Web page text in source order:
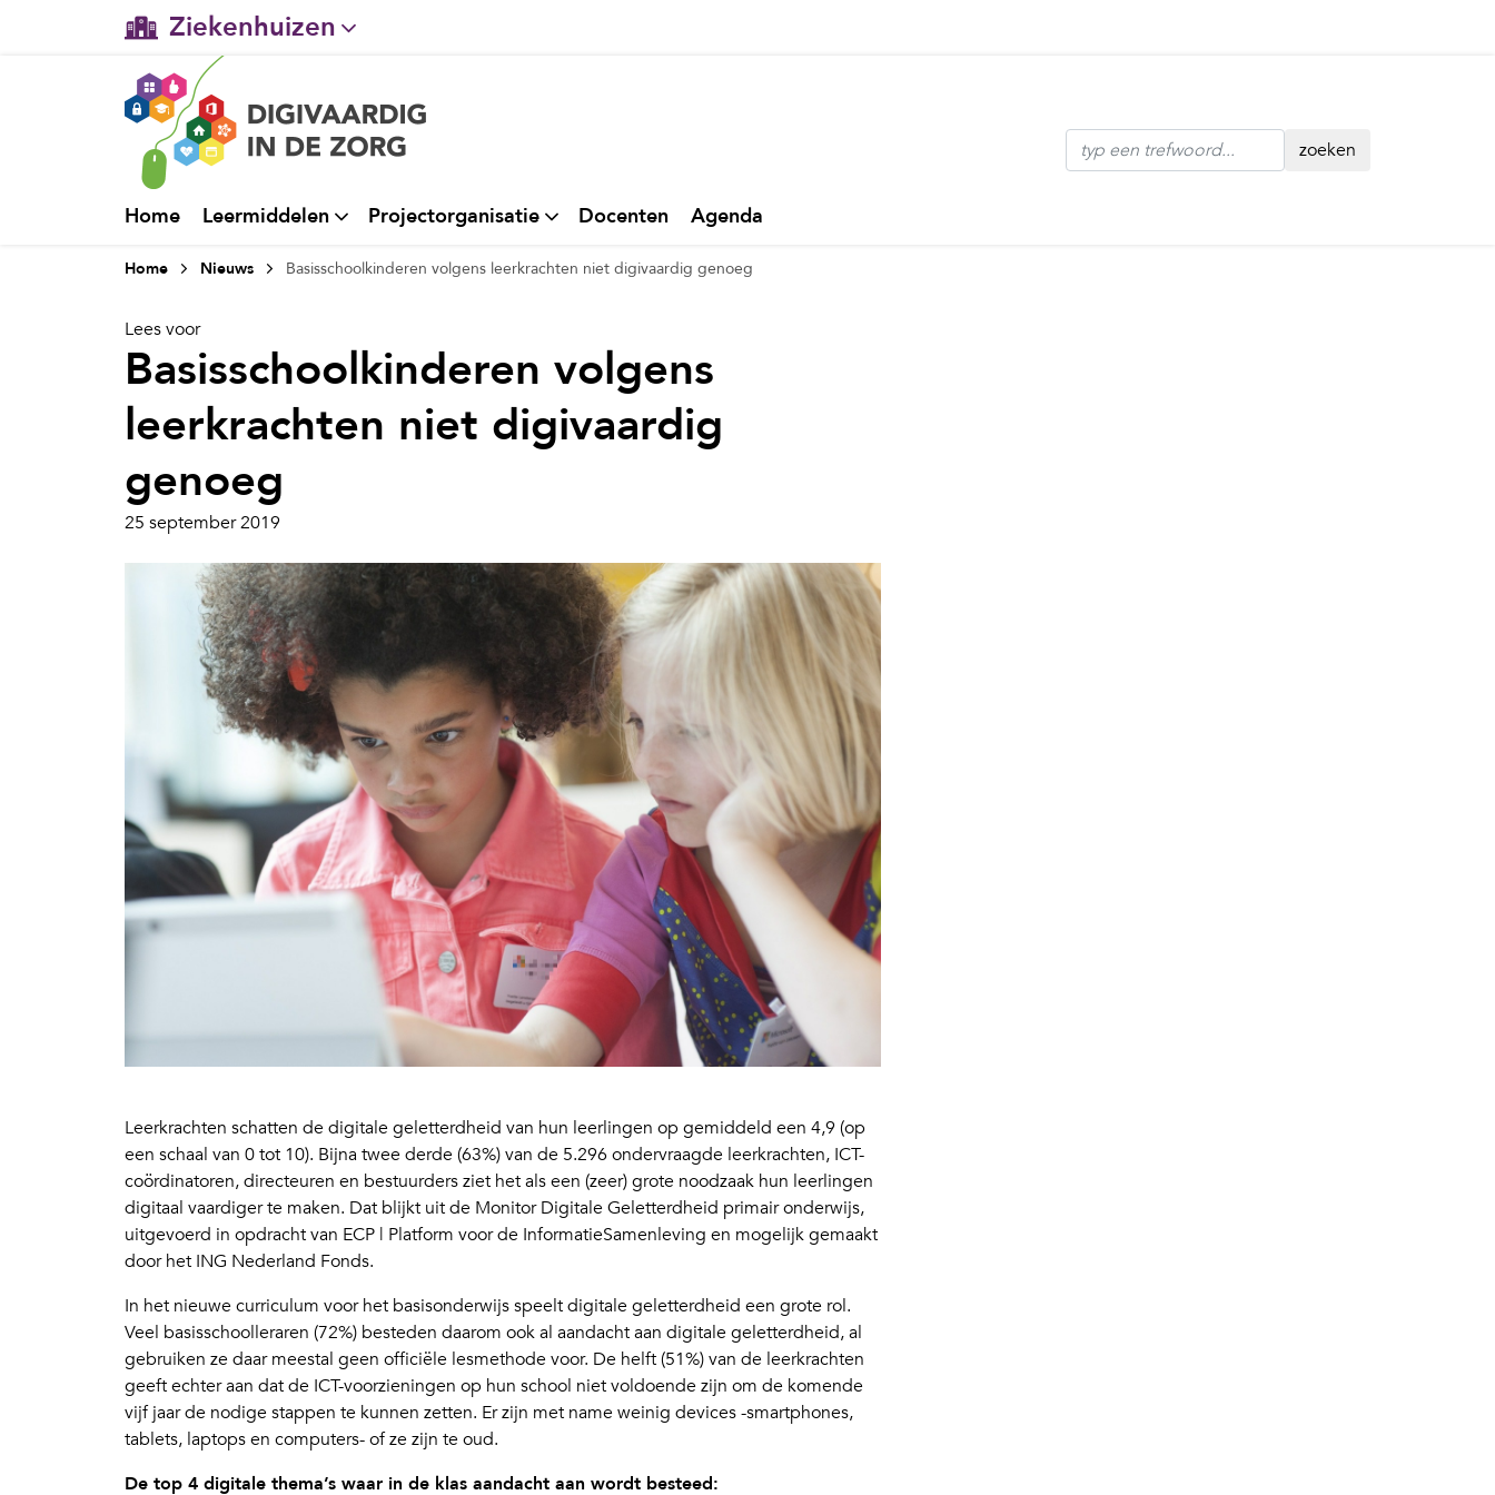
Ziekenhuizen
Gehandicaptenzorg
Verpleeghuiszorg & Zorg thuis
zoeken
Home Leermiddelen Projectorganisatie Docenten Agenda
Home Nieuws Basisschoolkinderen volgens leerkrachten niet digivaardig genoeg
Lees voor
Basisschoolkinderen volgens
leerkrachten niet digivaardig
genoeg
25 september 2019
Leerkrachten schatten de digitale geletterdheid van hun leerlingen op gemiddeld een 4,9 (op
een schaal van 0 tot 10). Bijna twee derde (63%) van de 5.296 ondervraagde leerkrachten, ICT-
coördinatoren, directeuren en bestuurders ziet het als een (zeer) grote noodzaak hun leerlingen
digitaal vaardiger te maken. Dat blijkt uit de Monitor Digitale Geletterdheid primair onderwijs,
uitgevoerd in opdracht van ECP | Platform voor de InformatieSamenleving en mogelijk gemaakt
door het ING Nederland Fonds.
In het nieuwe curriculum voor het basisonderwijs speelt digitale geletterdheid een grote rol.
Veel basisschoolleraren (72%) besteden daarom ook al aandacht aan digitale geletterdheid, al
gebruiken ze daar meestal geen officiële lesmethode voor. De helft (51%) van de leerkrachten
geeft echter aan dat de ICT-voorzieningen op hun school niet voldoende zijn om de komende
vijf jaar de nodige stappen te kunnen zetten. Er zijn met name weinig devices -smartphones,
tablets, laptops en computers- of ze zijn te oud.
De top 4 digitale thema’s waar in de klas aandacht aan wordt besteed: